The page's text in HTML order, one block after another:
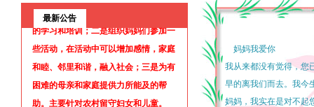
最新公告
育，情感，传统文化，生活技能等方面
的学习和培训；二是组织妈妈们参加一
些活动，在活动中可以增加感情，家庭
和睦、邻里和谐，融入社会；三是为有
困难的母亲和家庭提供力所能及的帮
助。主要针对农村留守妇女和儿童。
妈妈我爱你
我从来都没有觉得，您
早的离我们而去。我今
妈妈，我实在是对不起